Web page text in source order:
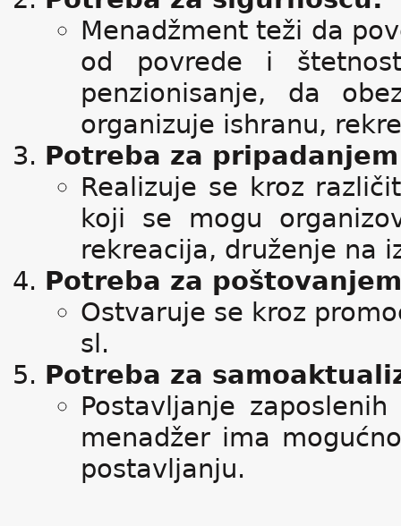
Menadžment teži da
od povrede i
penzionisanje, da
organizuje ishranu,
Potreba za
Realizuje se kroz
koji se mogu
rekreacija, druženje na
Potreba za
Ostvaruje se kroz
sl.
Potreba za
Postavljanje
menadžer ima
postavljanju.